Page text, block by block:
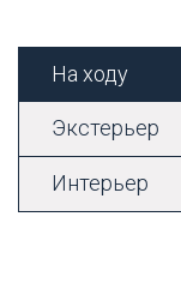
На ходу
Экстерьер
Интерьер